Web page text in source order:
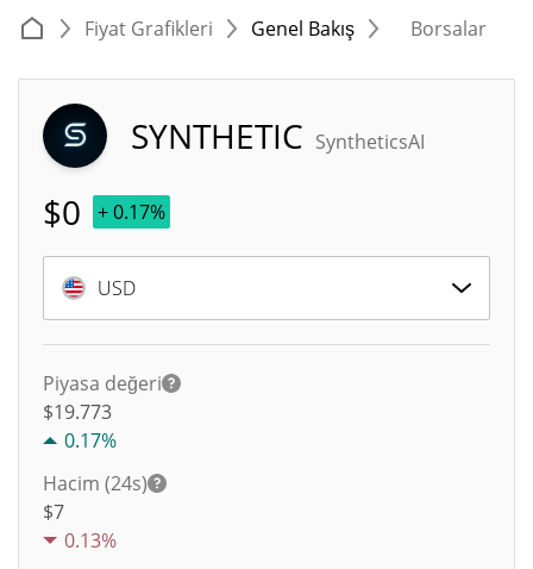
Fiyat Grafikleri Genel Bakış Borsalar
SYNTHETIC SyntheticsAI
$0 + 0.17%
USD
Piyasa değeri
$19.773
0.17%
Hacim (24s)
$7
0.13%